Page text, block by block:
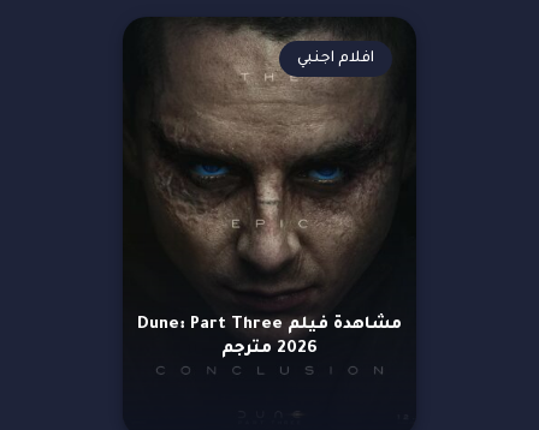
مشاهدة فيلم Dune: Part Three
2026 مترجم
افلام اجنبي